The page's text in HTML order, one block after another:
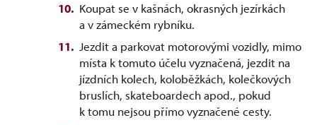
Koupat se v kašnách, okrasných jezírkách
a v zámeckém rybníku.
Jezdit a parkovat motorovými vozidly, mimo
místa k tomuto účelu vyznačená, jezdit na
jízdních kolech, koloběžkách, kolečkových
bruslích, skateboardech apod., pokud
k tomu nejsou přímo vyznačené cesty.